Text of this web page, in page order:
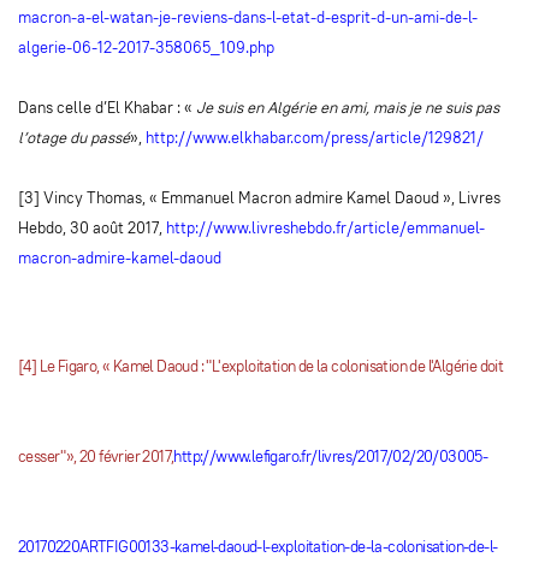
macron-a-el-watan-je-reviens-dans-l-etat-d-esprit-d-un-ami-de-l-
algerie-06-12-2017-358065_109.php
Dans celle d’El Khabar : « Je suis en Algérie en ami, mais je ne suis pas
l’otage du passé», http://www.elkhabar.com/press/article/129821/
[3] Vincy Thomas, « Emmanuel Macron admire Kamel Daoud », Livres
Hebdo, 30 août 2017, http://www.livreshebdo.fr/article/emmanuel-
macron-admire-kamel-daoud
[4] Le Figaro, « Kamel Daoud : "L'exploitation de la colonisation de l'Algérie doit
cesser"», 20 février 2017,http://www.lefigaro.fr/livres/2017/02/20/03005-
20170220ARTFIG00133-kamel-daoud-l-exploitation-de-la-colonisation-de-l-